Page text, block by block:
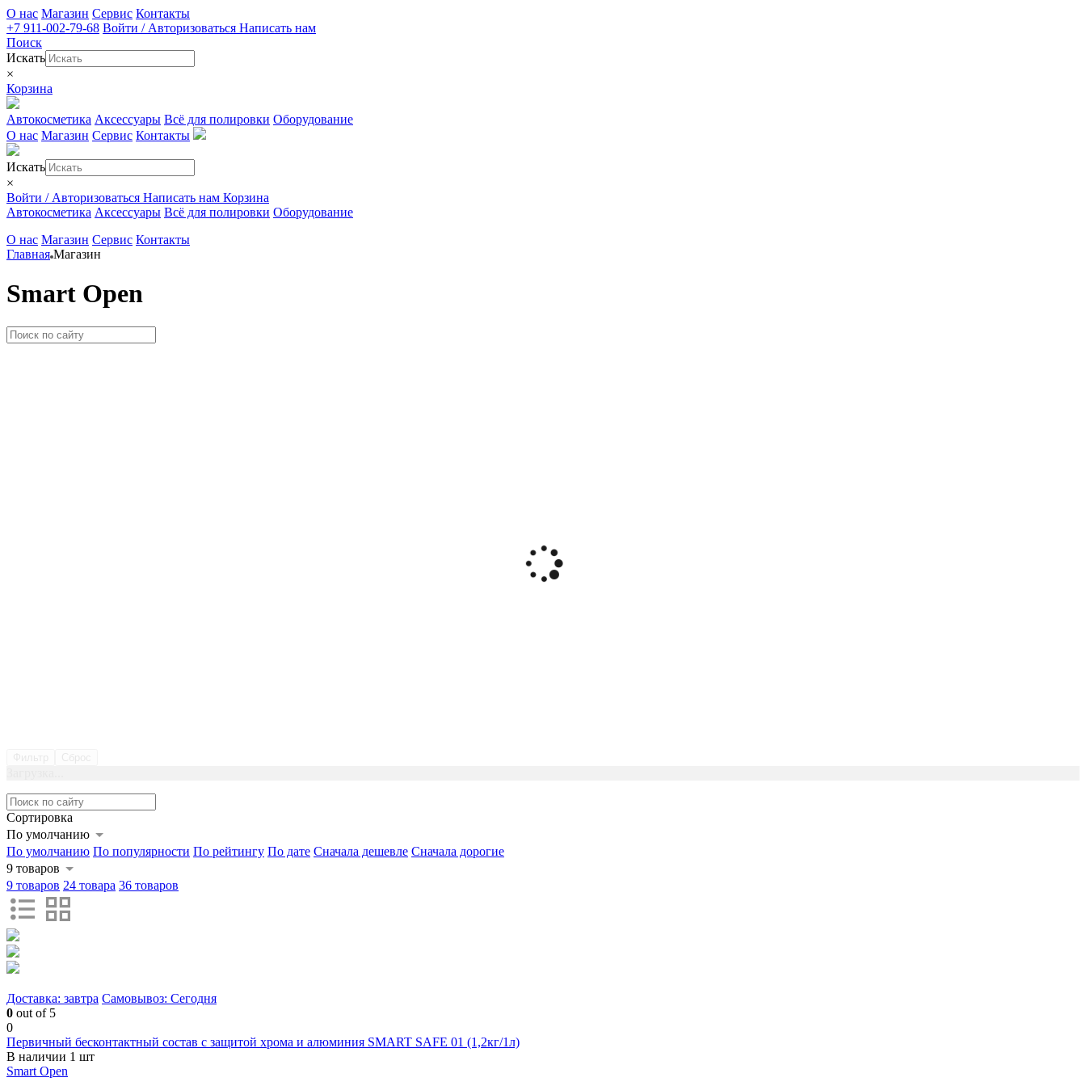
О нас Магазин Сервис Контакты
+7 911-002-79-68 Войти / Авторизоваться Написать нам
Поиск
Искать
×
Корзина
Автокосметика Аксессуары Всё для полировки Оборудование
О нас Магазин Сервис Контакты
Искать
×
Войти / Авторизоваться Написать нам Корзина
Автокосметика Аксессуары Всё для полировки Оборудование
О нас Магазин Сервис Контакты
Главная Магазин
Smart Open
Сортировка
По умолчанию
По умолчанию По популярности По рейтингу По дате Сначала дешевле Сначала дорогие
9 товаров
9 товаров 24 товара 36 товаров
Доставка: завтра Самовывоз: Сегодня
0 out of 5
0
Первичный бесконтактный состав с защитой хрома и алюминия SMART SAFE 01 (1,2кг/1л)
В наличии 1 шт
Smart Open